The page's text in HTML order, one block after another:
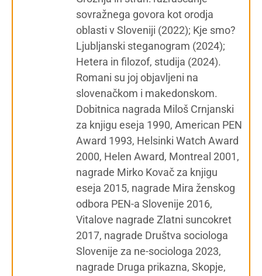
sovražnega govora kot orodja
oblasti v Sloveniji (2022); Kje smo?
Ljubljanski steganogram (2024);
Hetera in filozof, studija (2024).
Romani su joj objavljeni na
slovenačkom i makedonskom.
Dobitnica nagrada Miloš Crnjanski
za knjigu eseja 1990, American PEN
Award 1993, Helsinki Watch Award
2000, Helen Award, Montreal 2001,
nagrade Mirko Kovač za knjigu
eseja 2015, nagrade Mira ženskog
odbora PEN-a Slovenije 2016,
Vitalove nagrade Zlatni suncokret
2017, nagrade Društva sociologa
Slovenije za ne-sociologa 2023,
nagrade Druga prikazna, Skopje,